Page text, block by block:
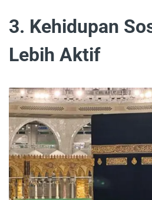
3. Kehidupan
Lebih Aktif